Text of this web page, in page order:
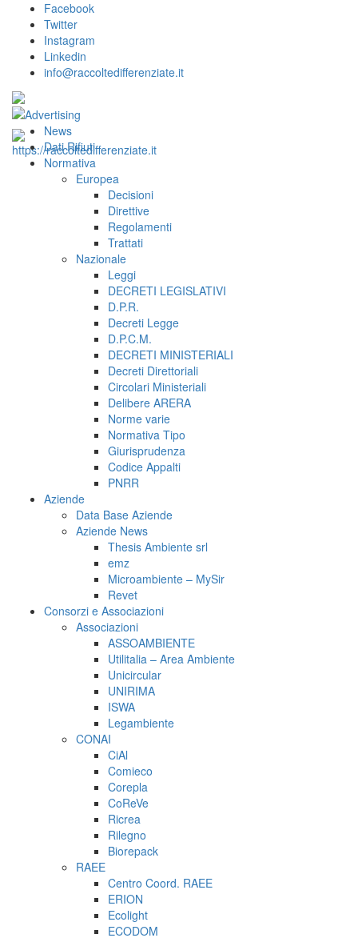
Facebook
Twitter
Instagram
Linkedin
info@raccoltedifferenziate.it
News
Dati Rifiuti
Normativa
Europea
Decisioni
Direttive
Regolamenti
Trattati
Nazionale
Leggi
DECRETI LEGISLATIVI
D.P.R.
Decreti Legge
D.P.C.M.
DECRETI MINISTERIALI
Decreti Direttoriali
Circolari Ministeriali
Delibere ARERA
Norme varie
Normativa Tipo
Giurisprudenza
Codice Appalti
PNRR
Aziende
Data Base Aziende
Aziende News
Thesis Ambiente srl
emz
Microambiente – MySir
Revet
Consorzi e Associazioni
Associazioni
ASSOAMBIENTE
Utilitalia – Area Ambiente
Unicircular
UNIRIMA
ISWA
Legambiente
CONAI
CiAl
Comieco
Corepla
CoReVe
Ricrea
Rilegno
Biorepack
RAEE
Centro Coord. RAEE
ERION
Ecolight
ECODOM